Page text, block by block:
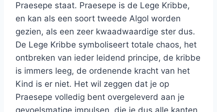
Praesepe staat. Praesepe is de Lege Kribbe,
en kan als een soort tweede Algol worden
gezien, als een zeer kwaadwaardige ster dus.
De Lege Kribbe symboliseert totale chaos, het
ontbreken van ieder leidend principe, de kribbe
is immers leeg, de ordenende kracht van het
Kind is er niet. Het wil zeggen dat je op
Praesepe volledig bent overgeleverd aan je
gevoelsmatige impulsen, die je dus alle kanten